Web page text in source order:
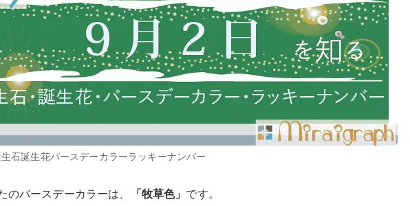
石誕生花バースデーカラーラッキーナンバー
バースデーカラーは、 「牧草色」 です。